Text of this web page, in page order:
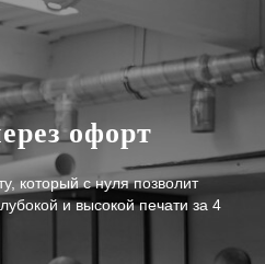
офорт
который с нуля позволит
и высокой печати за 4